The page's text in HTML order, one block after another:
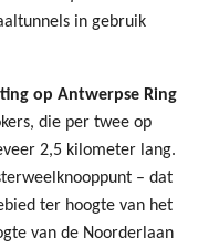
in gebruik
op Antwerpse Ring
die per twee op
2,5 kilometer lang.
– dat
ter hoogte van het
van de Noorderlaan